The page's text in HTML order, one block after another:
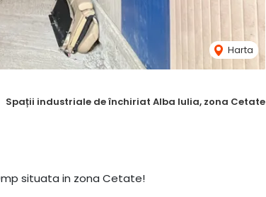
Harta
Spații industriale de închiriat Alba Iulia, zona Cetate
situata in zona Cetate!